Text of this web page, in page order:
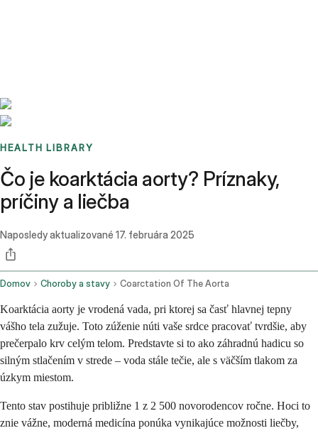
HEALTH LIBRARY
Čo je koarktácia aorty? Príznaky,
príčiny a liečba
Naposledy aktualizované 17. februára 2025
Domov Choroby a stavy Coarctation Of The Aorta
Koarktácia aorty je vrodená vada, pri ktorej sa časť hlavnej tepny
vášho tela zužuje. Toto zúženie núti vaše srdce pracovať tvrdšie, aby
prečerpalo krv celým telom. Predstavte si to ako záhradnú hadicu so
silným stlačením v strede – voda stále tečie, ale s väčším tlakom za
úzkym miestom.
Tento stav postihuje približne 1 z 2 500 novorodencov ročne. Hoci to
znie vážne, moderná medicína ponúka vynikajúce možnosti liečby,